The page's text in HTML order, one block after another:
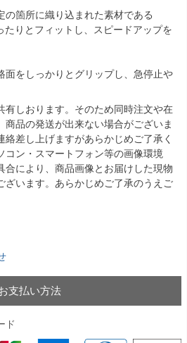
の箇所に織り込まれた素材である
りとフィットし、スピードアップを
面をしっかりとグリップし、急停止や
しおります。そのため同時注文や在
商品の発送が出来ない場合がございま
差し上げますがあらかじめご了承く
コン・スマートフォン等の画像環境
合により、商品画像とお届けした現物
ざいます。あらかじめご了承のうえご
支払い方法
ド